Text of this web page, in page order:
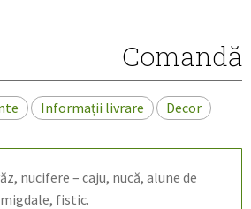
Comandă
Informații livrare
Decor
nucifere – caju, nucă, alune de
fistic.